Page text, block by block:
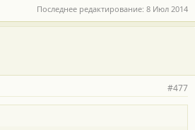
Последнее редактирование: 8 Июл 2014
#477